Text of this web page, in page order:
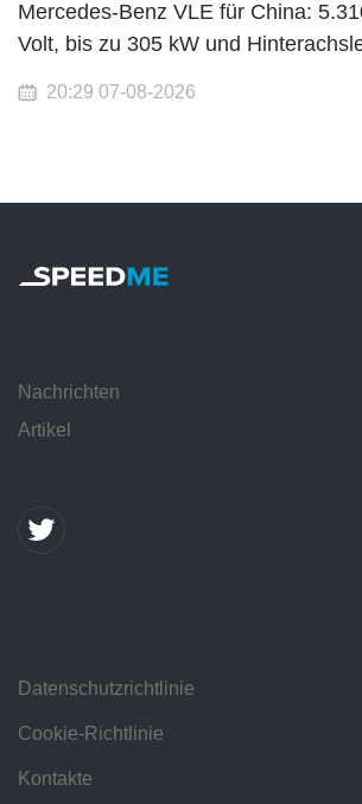
Mercedes-Benz VLE für China:
Volt, bis zu 305 kW und
20:29 07-08-2026
Nachrichten
Artikel
Datenschutzrichtlinie
Cookie-Richtlinie
Kontakte